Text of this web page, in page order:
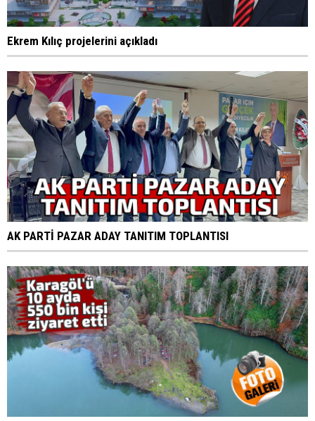
Ekrem Kılıç projelerini açıkladı
AK PARTİ PAZAR ADAY TANITIM TOPLANTISI